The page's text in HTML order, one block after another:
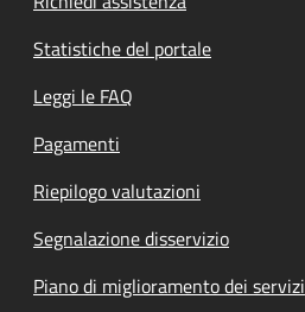
Statistiche del portale
Leggi le FAQ
Pagamenti
Riepilogo valutazioni
Segnalazione disservizio
Piano di miglioramento dei servizi